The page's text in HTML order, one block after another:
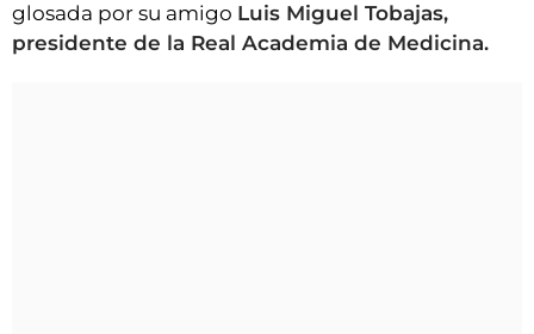
glosada por su amigo Luis Miguel Tobajas,
presidente de la Real Academia de Medicina.